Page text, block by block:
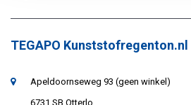
TEGAPO Kunststofregenton.nl
Apeldoornseweg 93 (geen winkel)
6731 SB Otterlo